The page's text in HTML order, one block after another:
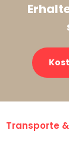
Transporte